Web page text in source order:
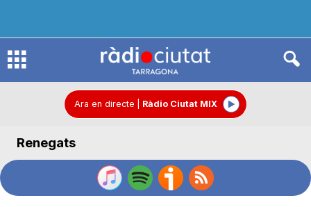
R
d
Ara en directe Ràdio Ciutat MIX
Renegats